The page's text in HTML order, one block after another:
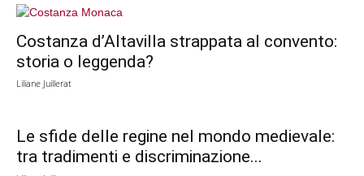
Costanza d’Altavilla strappata al convento:
storia o leggenda?
Liliane Juillerat
Le sfide delle regine nel mondo medievale:
tra tradimenti e discriminazione...